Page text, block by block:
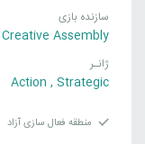
سازنده بازی
Creative Assembly
ژانـر
Action , Strategic
منطقه فعال سازی آزاد